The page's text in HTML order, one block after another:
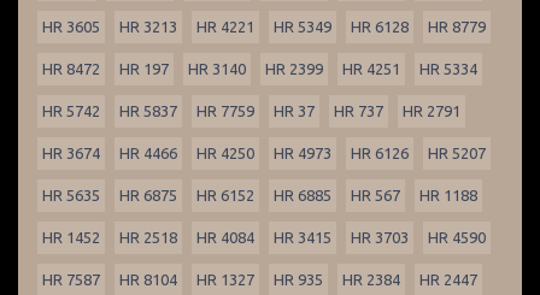
HR 3605 HR 3213 HR 4221 HR 5349 HR 6128 HR 8779
HR 8472 HR 197 HR 3140 HR 2399 HR 4251 HR 5334
HR 5742 HR 5837 HR 7759 HR 37 HR 737 HR 2791
HR 3674 HR 4466 HR 4250 HR 4973 HR 6126 HR 5207
HR 5635 HR 6875 HR 6152 HR 6885 HR 567 HR 1188
HR 1452 HR 2518 HR 4084 HR 3415 HR 3703 HR 4590
HR 7587 HR 8104 HR 1327 HR 935 HR 2384 HR 2447